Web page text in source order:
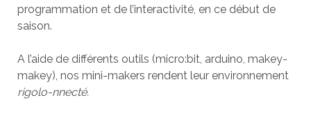
programmation et de l’interactivité, en ce début de
saison.
A l’aide de différents outils (micro:bit, arduino, makey-
makey), nos mini-makers rendent leur environnement
rigolo-nnecté.